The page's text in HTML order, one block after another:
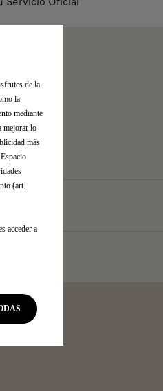
de la
la
mediante
mejorar lo
más
(art.
acceder a